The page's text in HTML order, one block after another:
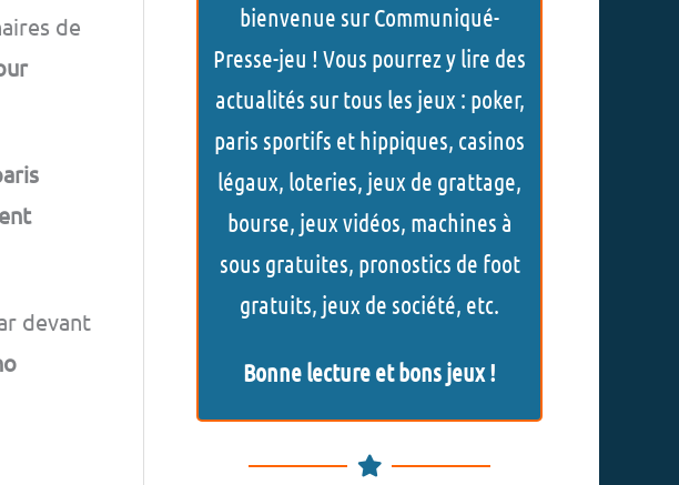
de
devant
bienvenue sur Communiqué-
Presse-jeu ! Vous pourrez y lire des
actualités sur tous les jeux : poker,
paris sportifs et hippiques, casinos
légaux, loteries, jeux de grattage,
bourse, jeux vidéos, machines à
sous gratuites, pronostics de foot
gratuits, jeux de société, etc.
Bonne lecture et bons jeux !